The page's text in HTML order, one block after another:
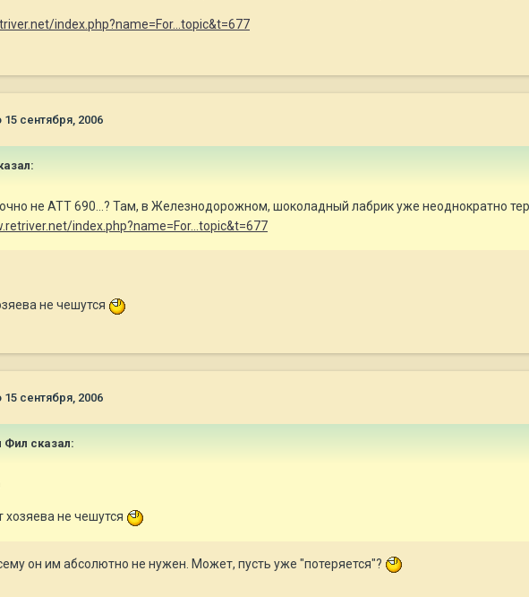
index.php?name=For...topic&t=677
15 сентября, 2006
не АТТ 690...? Там, в Железнодорожном, шоколадный лабрик уже неоднократно
index.php?name=For...topic&t=677
не чешутся
15 сентября, 2006
Фил сказал:
хозяева не чешутся
он им абсолютно не нужен. Может, пусть уже "потеряется"?